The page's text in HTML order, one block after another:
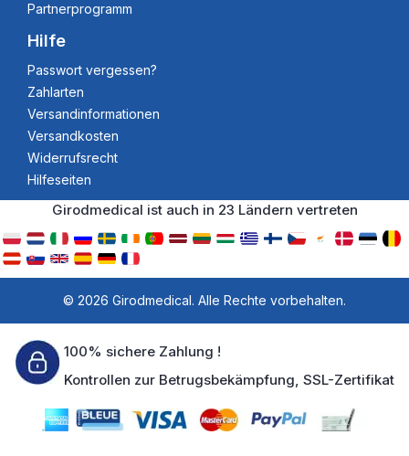
Partnerprogramm
Hilfe
Passwort vergessen?
Zahlarten
Versandinformationen
Versandkosten
Widerrufsrecht
Hilfeseiten
Girodmedical ist auch in 23 Ländern vertreten
© 2026 Girodmedical. Alle Rechte vorbehalten.
100% sichere Zahlung !
Kontrollen zur Betrugsbekämpfung, SSL-Zertifikat